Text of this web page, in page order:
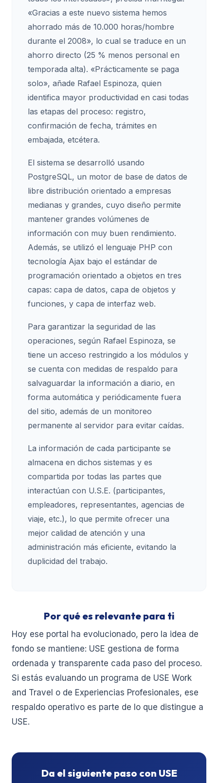
«Gracias a este nuevo sistema hemos
ahorrado más de 10.000 horas/hombre
durante el 2008», lo cual se traduce en un
ahorro directo (25 % menos personal en
temporada alta). «Prácticamente se paga
solo», añade Rafael Espinoza, quien
identifica mayor productividad en casi todas
las etapas del proceso: registro,
confirmación de fecha, trámites en
embajada, etcétera.
El sistema se desarrolló usando
PostgreSQL, un motor de base de datos de
libre distribución orientado a empresas
medianas y grandes, cuyo diseño permite
mantener grandes volúmenes de
información con muy buen rendimiento.
Además, se utilizó el lenguaje PHP con
tecnología Ajax bajo el estándar de
programación orientado a objetos en tres
capas: capa de datos, capa de objetos y
funciones, y capa de interfaz web.
Para garantizar la seguridad de las
operaciones, según Rafael Espinoza, se
tiene un acceso restringido a los módulos y
se cuenta con medidas de respaldo para
salvaguardar la información a diario, en
forma automática y periódicamente fuera
del sitio, además de un monitoreo
permanente al servidor para evitar caídas.
La información de cada participante se
almacena en dichos sistemas y es
compartida por todas las partes que
interactúan con U.S.E. (participantes,
empleadores, representantes, agencias de
viaje, etc.), lo que permite ofrecer una
mejor calidad de atención y una
administración más eficiente, evitando la
duplicidad del trabajo.
Por qué es relevante para ti
Hoy ese portal ha evolucionado, pero la idea de
fondo se mantiene: USE gestiona de forma
ordenada y transparente cada paso del proceso.
Si estás evaluando un programa de USE Work
and Travel o de Experiencias Profesionales, ese
respaldo operativo es parte de lo que distingue a
USE.
Da el siguiente paso con USE